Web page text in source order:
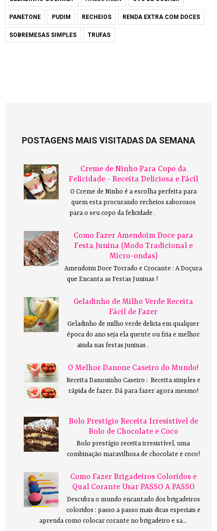
PANETONE PUDIM RECHEIOS RENDA EXTRA COM DOCES
SOBREMESAS SIMPLES TRUFAS
POSTAGENS MAIS VISITADAS DA SEMANA
Creme de Ninho Para Copo da
Felicidade - Receita Deliciosa e Fácil
O Creme de Ninho é a escolha perfeita para
quem esta procurando recheios saborosos
para o seu copo da felicidade .
Como Fazer Amendoim Doce para
Festa Junina (Modo Tradicional e
Micro-ondas)
Amendoim Doce Torrado e Crocante : A Doçura
que Encanta as Festas Juninas !
Geladinho de Milho Verde Receita
Fácil de Fazer
Geladinho de milho verde delicia em qualquer
época do ano seja ela quente ou fria e melhor
ainda nas festas juninas .
O Melhor Danone Caseiro do Mundo!
Receita Danoninho Caseiro : Receita simples e
rápida de fazer. Dá para fazer agora mesmo!
Bolo Prestígio Receita Irresistível de
Bolo de Chocolate e Coco
Bolo prestígio receita irresistível, uma
combinação maravilhosa de chocolate e coco!
Como Fazer Brigadeiros Coloridos e
Qual Corante Usar PASSO A PASSO
Descubra o mundo encantado dos brigadeiros
coloridos : passo a passo mais dicas especiais e
aprenda como colocar corante no brigadeiro e sa...